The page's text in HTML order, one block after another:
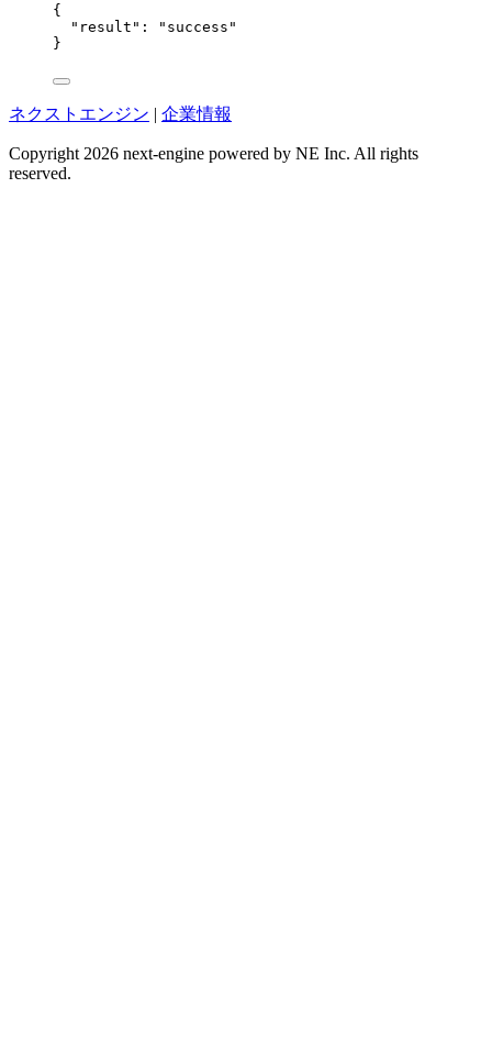
{
"result" : " success "
}
ネクストエンジン | 企業情報
Copyright 2026 next-engine powered by NE Inc. All rights
reserved.